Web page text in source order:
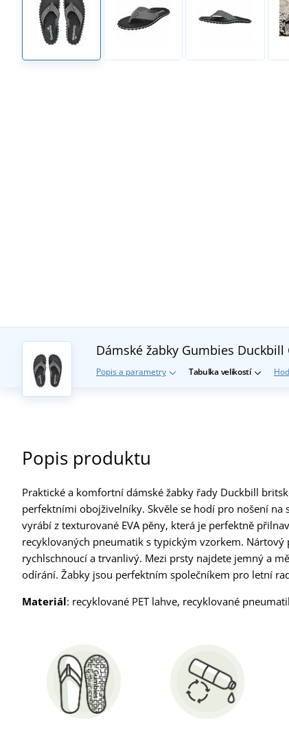
Dámské žabky Gumbies Duckbill
Popis a parametry Tabulka velikostí
Popis produktu
Praktické a komfortní dámské žabky řady Duckbill
perfektními obojživelníky. Skvěle se hodí pro nošení
vyrábí z texturované EVA pěny, která je perfektně
recyklovaných pneumatik s typickým vzorkem.
rychlschnoucí a trvanlivý. Mezi prsty najdete jemný a
odírání. Žabky jsou perfektním společníkem pro letní
Materiál: recyklované PET lahve, recyklované